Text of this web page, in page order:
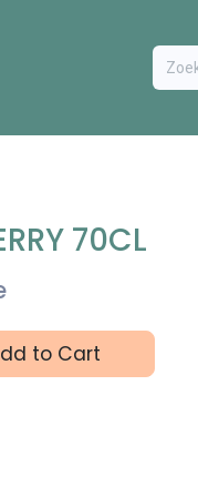
70CL
to Cart